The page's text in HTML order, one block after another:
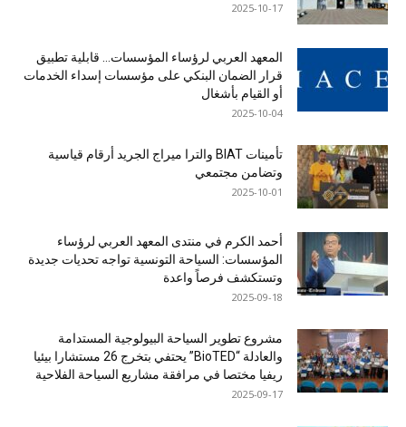
2025-10-17
المعهد العربي لرؤساء المؤسسات… قابلية تطبيق
قرار الضمان البنكي على مؤسسات إسداء الخدمات
أو القيام بأشغال
2025-10-04
تأمينات BIAT والترا ميراج الجريد أرقام قياسية
وتضامن مجتمعي
2025-10-01
أحمد الكرم في منتدى المعهد العربي لرؤساء
المؤسسات: السياحة التونسية تواجه تحديات جديدة
وتستكشف فرصاً واعدة
2025-09-18
مشروع تطوير السياحة البيولوجية المستدامة
والعادلة “BioTED” يحتفي بتخرج 26 مستشارا بيئيا
ريفيا مختصا في مرافقة مشاريع السياحة الفلاحية
2025-09-17